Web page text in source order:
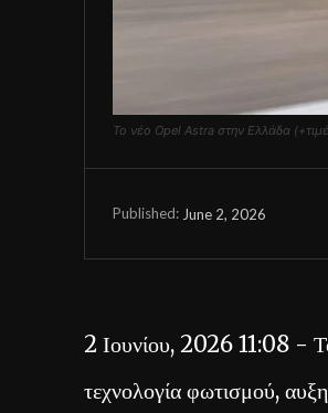
Το νέο Opel Astra στην Ελλάδα
Published: June 2, 2026
2 Ιουνίου, 2026 11:08 -
τεχνολογία φωτισμού,